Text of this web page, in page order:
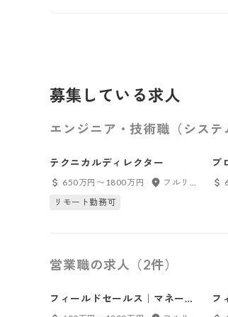
募集している求人
エンジニア・技術職（システ
テクニカルディレクター
650万円〜1800万円
フルリモート
リモート勤務可
プ
員
営業職の求人（2件）
フィールドセールス｜マネージ
ャー
フ